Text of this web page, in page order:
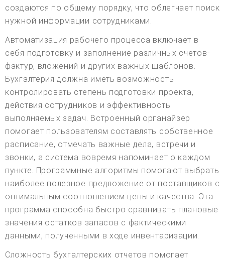
создаются по общему порядку, что облегчает поиск
нужной информации сотрудниками.
Автоматизация рабочего процесса включает в
себя подготовку и заполнение различных счетов-
фактур, вложений и других важных шаблонов.
Бухгалтерия должна иметь возможность
контролировать степень подготовки проекта,
действия сотрудников и эффективность
выполняемых задач. Встроенный органайзер
помогает пользователям составлять собственное
расписание, отмечать важные дела, встречи и
звонки, а система вовремя напоминает о каждом
пункте. Программные алгоритмы помогают выбрать
наиболее полезное предложение от поставщиков с
оптимальным соотношением цены и качества. Эта
программа способна быстро сравнивать плановые
значения остатков запасов с фактическими
данными, полученными в ходе инвентаризации.
Сложность бухгалтерских отчетов помогает